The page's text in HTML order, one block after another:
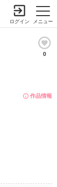
メニュー
ログイン
0
作品情報